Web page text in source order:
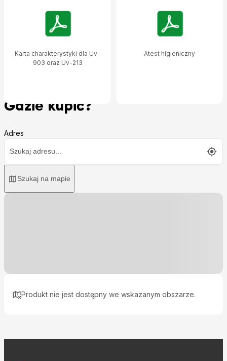
Karta charakterystyki dla Uv-
903 oraz Uv-213
Atest higieniczny
Gdzie kupić?
Adres
Szukaj na mapie
Produkt nie jest dostępny we wskazanym obszarze.